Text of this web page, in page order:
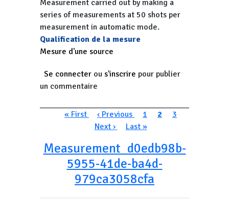
Measurement carried out by making a
series of measurements at 50 shots per
measurement in automatic mode.
Qualification de la mesure
Mesure d'une source
Se connecter ou s'inscrire pour publier
un commentaire
Pagination
Première page
« First Page précédente
‹ Previous Page
1 Page courante
2 Page
3
Next ›
Dernière page
Last »
Measurement_d0edb98b-
5955-41de-ba4d-
979ca3058cfa